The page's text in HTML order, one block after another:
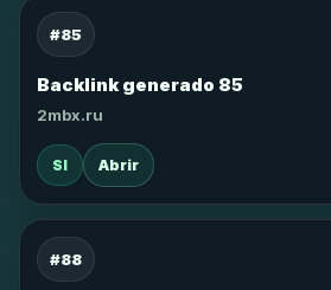
#85
Backlink generado 85
2mbx.ru
SI Abrir
#88